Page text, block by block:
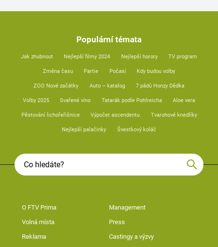
Populární témata
Jak zhubnout Nejlepší filmy 2024 Nejlepší horory TV program
Změna času Partie Počasí Kdy budou volby
ZOO Nové začátky Auto – katalog 7 pádů Honzy Dědka
Volby 2025 Svařené víno Tatarák podle Pohlreicha Aloe vera
Pěstování lichořeřišnice Výpočet ascendentu Tvarohové knedlíky
Nejlepší palačinky Švestkový koláč
O FTV Prima Management
Volná místa Press
Reklama Castingy a výzvy